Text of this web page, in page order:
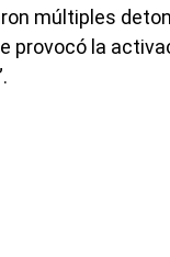
múltiples
provocó la